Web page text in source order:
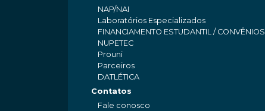
NAP/NAI
Laboratórios Especializados
FINANCIAMENTO ESTUDANTIL / CONVÊNIOS
NUPETEC
Prouni
Parceiros
DATLÉTICA
Contatos
Fale conosco